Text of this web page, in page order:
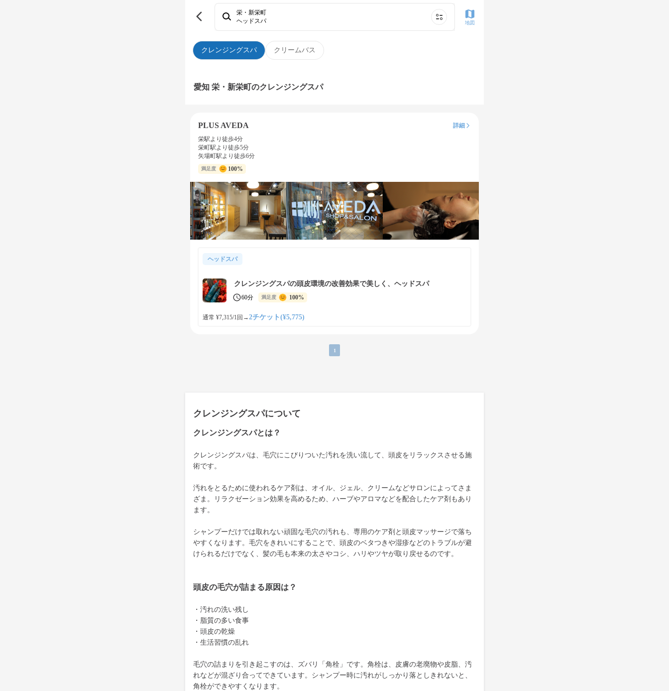
クレンジングスパ クリームバス
栄・新栄町
ヘッドスパ
地図
愛知 栄・新栄町のクレンジングスパ
PLUS AVEDA
詳細
栄駅より徒歩4分
栄町駅より徒歩5分
矢場町駅より徒歩6分
満足度 100%
ヘッドスパ
クレンジングスパの頭皮環境の改善効果で美しく、ヘッドスパ
60分 満足度 100%
通常 ¥7,315/1回 →2チケット(¥5,775)
1
クレンジングスパについて
クレンジングスパとは？
クレンジングスパは、毛穴にこびりついた汚れを洗い流して、頭皮をリラックスさせる施
術です。
汚れをとるために使われるケア剤は、オイル、ジェル、クリームなどサロンによってさま
ざま。リラクゼーション効果を高めるため、ハーブやアロマなどを配合したケア剤もあり
ます。
シャンプーだけでは取れない頑固な毛穴の汚れも、専用のケア剤と頭皮マッサージで落ち
やすくなります。毛穴をきれいにすることで、頭皮のベタつきや湿疹などのトラブルが避
けられるだけでなく、髪の毛も本来の太さやコシ、ハリやツヤが取り戻せるのです。
頭皮の毛穴が詰まる原因は？
・汚れの洗い残し
・脂質の多い食事
・頭皮の乾燥
・生活習慣の乱れ
毛穴の詰まりを引き起こすのは、ズバリ「角栓」です。角栓は、皮膚の老廃物や皮脂、汚
れなどが混ざり合ってできています。シャンプー時に汚れがしっかり落としきれないと、
角栓ができやすくなります。